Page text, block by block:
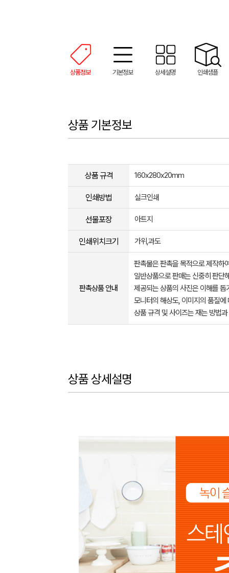
상품정보 기본정보 상세설명 인쇄샘플
상품 기본정보
상품 규격 160x280x20mm
인쇄방법 실크인쇄
선물포장 아트지
인쇄위치크기 가위,과도
판촉상품 안내
판촉물은 판촉을 목적으로 제작하
일반상품으로 판매는 신중히 판단
제공되는 상품의 사진은 이해를
모니터의 해상도, 이미지의 품질
상품 규격 및 사이즈는 재는 방법
상품 상세설명